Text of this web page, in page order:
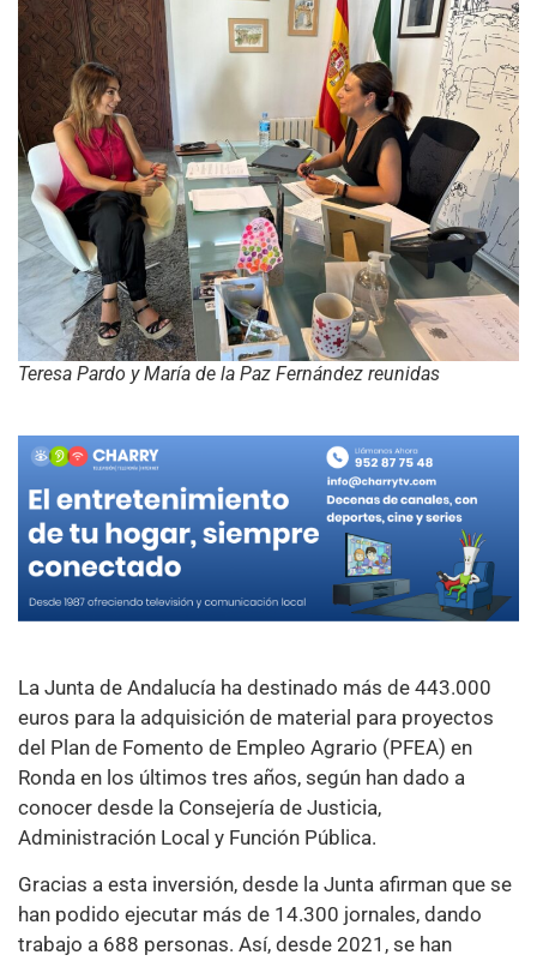
Teresa Pardo y María de la Paz Fernández reunidas
La Junta de Andalucía ha destinado más de 443.000
euros para la adquisición de material para proyectos
del Plan de Fomento de Empleo Agrario (PFEA) en
Ronda en los últimos tres años, según han dado a
conocer desde la Consejería de Justicia,
Administración Local y Función Pública.
Gracias a esta inversión, desde la Junta afirman que se
han podido ejecutar más de 14.300 jornales, dando
trabajo a 688 personas. Así, desde 2021, se han